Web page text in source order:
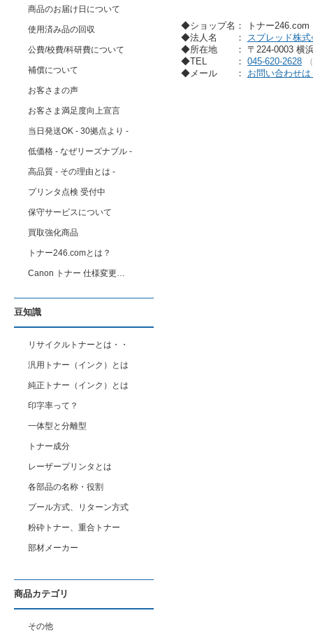
◆ショップ名： トナー
◆法人名
：
スプレッド株式
◆所在地
： 〒224-0003 横
◆TEL
： 045-620-2628
（
◆メール
： お問い合わせ
商品のお届け日について
使用済み品の回収
公費/校費/科研費について
補償について
お客さまの声
お客さま満足度向上宣言
当日発送OK - 30拠点より -
低価格 - なぜリーズナブル -
高品質 - その理由とは -
プリンタ点検 受付中
保守サービスについて
買取強化商品
トナー246.comとは？
Canon トナー 仕様変更…
豆知識
リサイクルトナーとは・・
汎用トナー（インク）とは
純正トナー（インク）とは
印字率って？
一体型と分離型
トナー成分
レーザープリンタとは
各部品の名称・役割
プール方式、リターン方式
粉砕トナー、重合トナー
部材メーカー
商品カテゴリ
その他